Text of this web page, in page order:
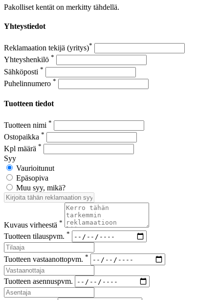
Pakolliset kentät on merkitty tähdellä.
Yhteystiedot
Reklamaation tekijä (yritys)*
Yhteyshenkilö *
Sähköposti *
Puhelinnumero *
Tuotteen tiedot
Tuotteen nimi *
Ostopaikka *
Kpl määrä *
Syy
Vaurioitunut
Epäsopiva
Muu syy, mikä?
Kuvaus virheestä *
Tuotteen tilauspvm. *
Tuotteen vastaanottopvm. *
Tuotteen asennuspvm.